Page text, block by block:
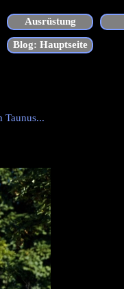
Ausrüstung
▼
Blog: Hauptseite
Taunus...